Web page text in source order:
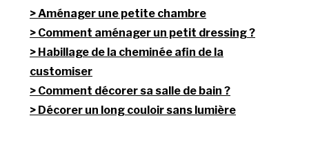
Aménager une petite chambre
Comment aménager un petit dressing ?
Habillage de la cheminée afin de la
customiser
Comment décorer sa salle de bain ?
Décorer un long couloir sans lumière